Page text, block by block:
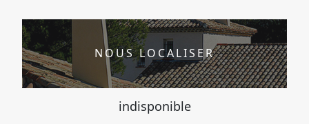
NOUS LOCALISER
indisponible